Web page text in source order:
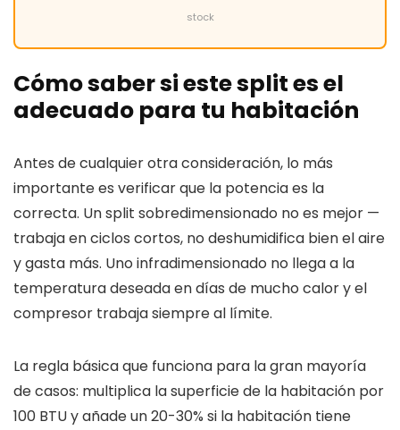
stock
Cómo saber si este split es el
adecuado para tu habitación
Antes de cualquier otra consideración, lo más
importante es verificar que la potencia es la
correcta. Un split sobredimensionado no es mejor —
trabaja en ciclos cortos, no deshumidifica bien el aire
y gasta más. Uno infradimensionado no llega a la
temperatura deseada en días de mucho calor y el
compresor trabaja siempre al límite.
La regla básica que funciona para la gran mayoría
de casos: multiplica la superficie de la habitación por
100 BTU y añade un 20-30% si la habitación tiene